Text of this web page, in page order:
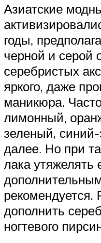
Азиатские
годы,
черной и серой
серебристых
яркого, даже
маникюра.
лимонный,
зеленый, синий-
далее. Но при
лака утяжелять
рекомендуется.
дополнить
ногтевого